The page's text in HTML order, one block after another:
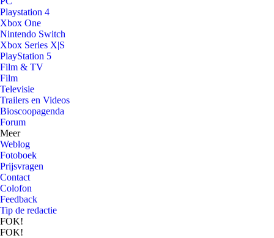
Playstation 4
Xbox One
Nintendo Switch
Xbox Series X|S
PlayStation 5
Film & TV
Film
Televisie
Trailers en Videos
Bioscoopagenda
Forum
Meer
Weblog
Fotoboek
Prijsvragen
Contact
Colofon
Feedback
Tip de redactie
FOK!
FOK!